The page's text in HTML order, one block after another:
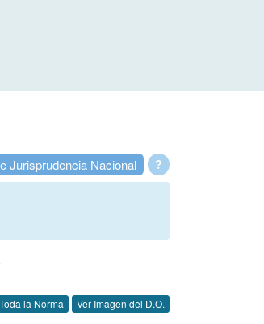
?
Jurisprudencia Nacional
Toda la Norma Ver Imagen del D.O.